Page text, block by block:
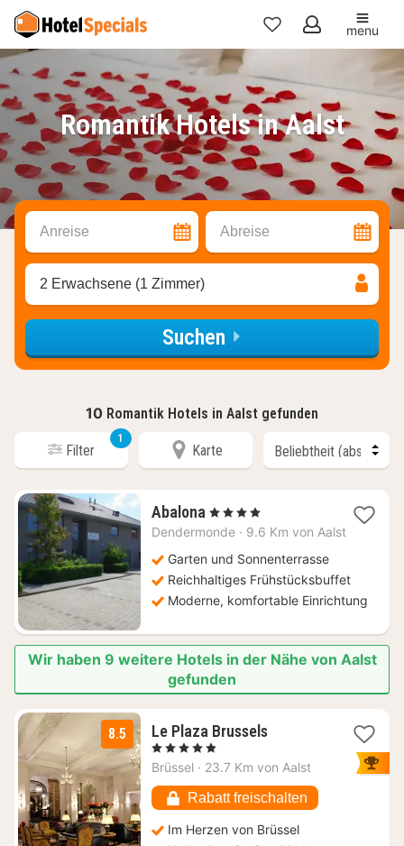
Meine
Favoriten
menu
Romantik Hotels in Aalst
Anreise Abreise
2 Erwachsene (1 Zimmer)
Suchen
10 Romantik Hotels in Aalst gefunden
Filter
1
Karte
Abalona 1
Nacht
180
€
, 4 Sterne
Dendermonde · 9.6 Km von Aalst
Garten und Sonnenterrasse
Reichhaltiges Frühstücksbuffet
Moderne, komfortable Einrichtung
Wir haben 9 weitere Hotels in der Nähe von Aalst
gefunden
8.5 Le Plaza Brussels1
ab
€
, 5 Sterne
Brüssel · 23.7 Km von Aalst
Rabatt freischalten
Im Herzen von Brüssel